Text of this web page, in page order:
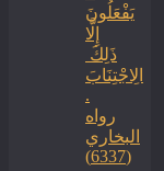
يَفْعَلُونَ
إِلَّا
ذَلِكَ ‏
‏الِاجْتِنَابَ
.
رواه
البخاري
(6337)